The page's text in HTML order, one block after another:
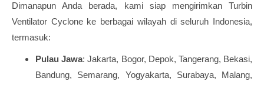
Dimanapun Anda berada, kami siap mengirimkan Turbin
Ventilator Cyclone ke berbagai wilayah di seluruh Indonesia,
termasuk:
Pulau Jawa: Jakarta, Bogor, Depok, Tangerang, Bekasi,
Bandung, Semarang, Yogyakarta, Surabaya, Malang,